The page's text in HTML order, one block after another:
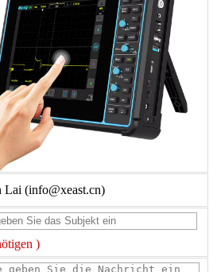
Lai (info@xeast.cn)
)